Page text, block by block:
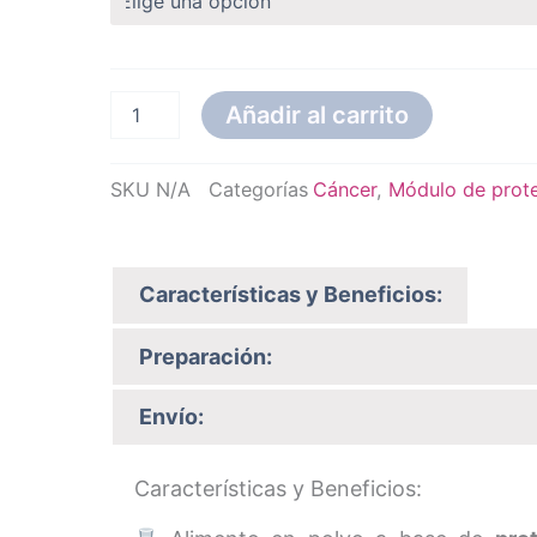
$ 20.000
hasta
$
aislada
Añadir al carrito
SKU N/A Categorías Cáncer, Módulo de
Características y Beneficios:
Preparación:
Envío:
Características y Beneficios: